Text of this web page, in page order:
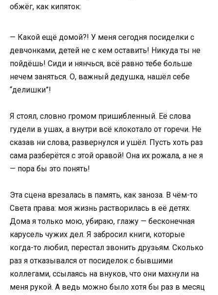
обжёг, как кипяток:
— Какой ещё домой?! У меня сегодня посиделки с
девчонками, детей не с кем оставить! Никуда ты не
пойдёшь! Сиди и нянчься, всё равно тебе больше
нечем заняться. О, важный дедушка, нашёл себе
“делишки”!
Я стоял, словно громом пришибленный. Её слова
гудели в ушах, а внутри всё клокотало от горечи. Не
сказав ни слова, развернулся и ушёл. Пусть хоть раз
сама разберётся с этой оравой! Она их рожала, а не я
— пора бы это понять!
Эта сцена врезалась в память, как заноза. В чём-то
Света права: моя жизнь растворилась в её детях.
Дома я только мою, убираю, глажу — бесконечная
карусель чужих дел. Я забросил книги, которые
когда-то любил, перестал звонить друзьям. Сколько
раз я отказывался от посиделок с бывшими
коллегами, ссылаясь на внуков, что они махнули на
меня рукой. А ведь можно было хотя бы раз в месяц